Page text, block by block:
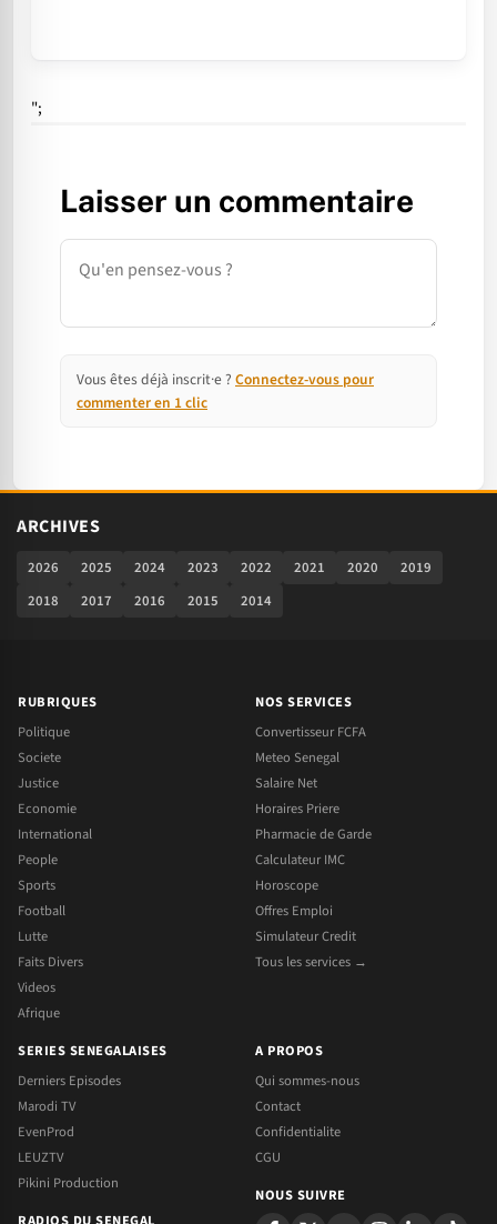
";
Laisser un commentaire
Commentaire
Vous êtes déjà inscrit·e ? Connectez-vous pour
commenter en 1 clic
ARCHIVES
2026 2025 2024 2023 2022 2021 2020
2019
2018
2017 2016 2015 2014
RUBRIQUES
Politique
Societe
Justice
Economie
International
People
Sports
Football
Lutte
Faits Divers
Videos
Afrique
NOS SERVICES
Convertisseur FCFA
Meteo Senegal
Salaire Net
Horaires Priere
Pharmacie de Garde
Calculateur IMC
Horoscope
Offres Emploi
Simulateur Credit
Tous les services →
SERIES SENEGALAISES
Derniers Episodes
Marodi TV
EvenProd
LEUZTV
Pikini Production
A PROPOS
Qui sommes-nous
Contact
Confidentialite
CGU
NOUS SUIVRE